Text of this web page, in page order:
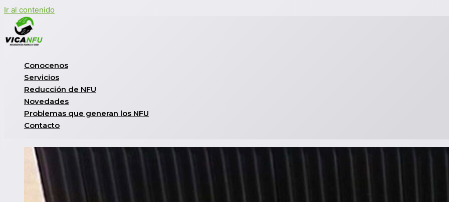
Ir al contenido
Conocenos
Servicios
Reducción de NFU
Novedades
Problemas que generan los NFU
Contacto